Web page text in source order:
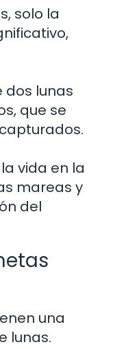
solo la
dos lunas
que se
vida en la
mareas y
del
una
lunas.